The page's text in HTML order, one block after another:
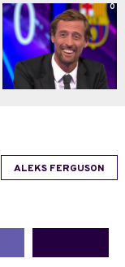
0
ALEKS FERGUSON